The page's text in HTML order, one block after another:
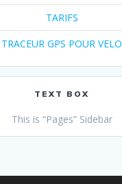
TARIFS
TRACEUR GPS POUR VELO
TEXT BOX
This is “Pages” Sidebar